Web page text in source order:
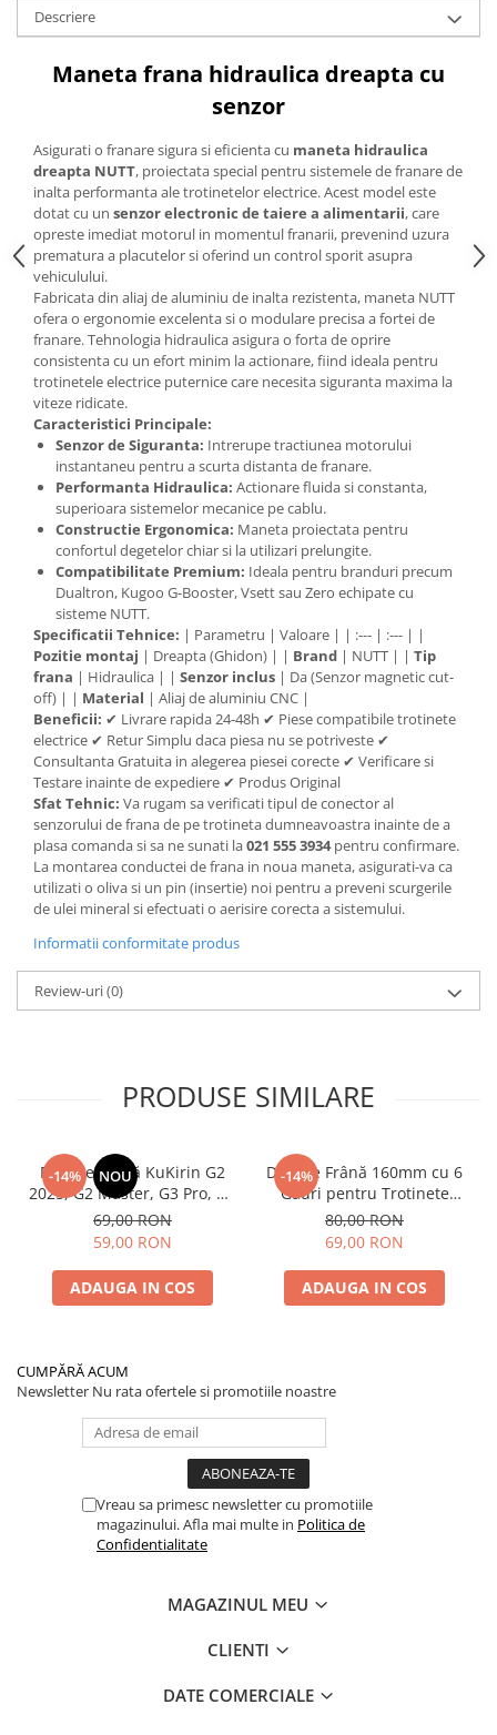
Descriere
Maneta frana hidraulica dreapta cu
senzor
Asigurati o franare sigura si eficienta cu maneta hidraulica
dreapta NUTT, proiectata special pentru sistemele de franare de
inalta performanta ale trotinetelor electrice. Acest model este
dotat cu un senzor electronic de taiere a alimentarii, care
opreste imediat motorul in momentul franarii, prevenind uzura
prematura a placutelor si oferind un control sporit asupra
vehiculului.
Fabricata din aliaj de aluminiu de inalta rezistenta, maneta NUTT
ofera o ergonomie excelenta si o modulare precisa a fortei de
franare. Tehnologia hidraulica asigura o forta de oprire
consistenta cu un efort minim la actionare, fiind ideala pentru
trotinetele electrice puternice care necesita siguranta maxima la
viteze ridicate.
Caracteristici Principale:
Senzor de Siguranta: Intrerupe tractiunea motorului
instantaneu pentru a scurta distanta de franare.
Performanta Hidraulica: Actionare fluida si constanta,
superioara sistemelor mecanice pe cablu.
Constructie Ergonomica: Maneta proiectata pentru
confortul degetelor chiar si la utilizari prelungite.
Compatibilitate Premium: Ideala pentru branduri precum
Dualtron, Kugoo G-Booster, Vsett sau Zero echipate cu
sisteme NUTT.
Specificatii Tehnice: | Parametru | Valoare | | :--- | :--- | |
Pozitie montaj | Dreapta (Ghidon) | | Brand | NUTT | | Tip
frana | Hidraulica | | Senzor inclus | Da (Senzor magnetic cut-
off) | | Material | Aliaj de aluminiu CNC |
Beneficii: ✔ Livrare rapida 24-48h ✔ Piese compatibile trotinete
electrice ✔ Retur Simplu daca piesa nu se potriveste ✔
Consultanta Gratuita in alegerea piesei corecte ✔ Verificare si
Testare inainte de expediere ✔ Produs Original
Sfat Tehnic: Va rugam sa verificati tipul de conector al
senzorului de frana de pe trotineta dumneavoastra inainte de a
plasa comanda si sa ne sunati la021 555 3934pentru confirmare.
La montarea conductei de frana in noua maneta, asigurati-va ca
utilizati o oliva si un pin (insertie) noi pentru a preveni scurgerile
de ulei mineral si efectuati o aerisire corecta a sistemului.
Informatii conformitate produs
Review-uri(0)
PRODUSE SIMILARE
-14% NOU
Plăcuțe Frână KuKirin G2
2025, G2 Master, G3 Pro, G4
– Set 2 Bucăți (Față sau
Spate) Premium
69,00 RON
59,00 RON
ADAUGA IN COS
-14%
Disc de Frână 160mm cu 6
Găuri pentru Trotinete
Electrice KuKirin G4 (Model
2025) și KuKirin G2 –
Performanță Premium
80,00 RON
69,00 RON
ADAUGA IN COS
CUMPĂRĂ ACUM
Newsletter Nu rata ofertele si promotiile noastre
Vreau sa primesc newsletter cu promotiile
magazinului. Afla mai multe in Politica de
Confidentialitate
MAGAZINUL MEU
CLIENTI
DATE COMERCIALE